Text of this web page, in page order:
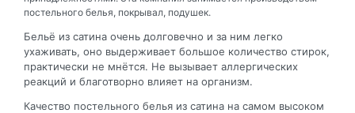
постельного белья, покрывал, подушек.
Бельё из сатина очень долговечно и за ним легко
ухаживать, оно выдерживает большое количество стирок,
практически не мнётся. Не вызывает аллергических
реакций и благотворно влияет на организм.
Качество постельного белья из сатина на самом высоком